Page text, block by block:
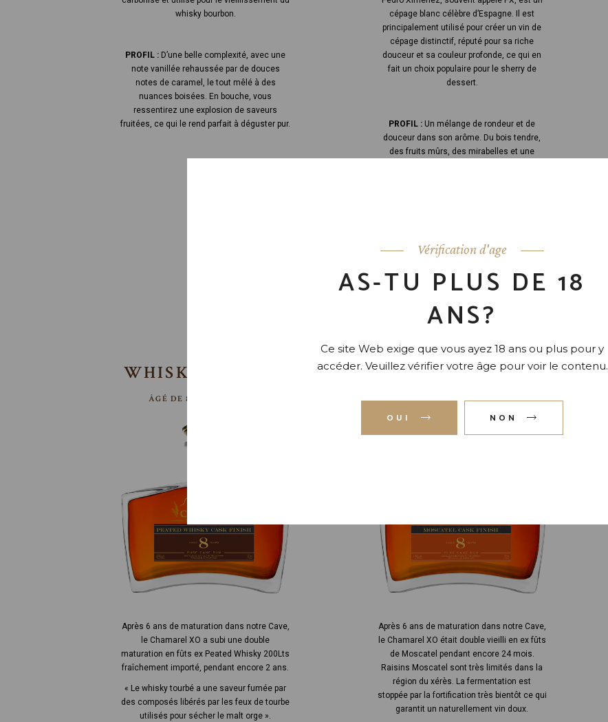
Vérification d'age
AS-TU PLUS DE 18
ANS?
Ce site Web exige que vous ayez 18 ans ou plus pour y
accéder. Veuillez vérifier votre âge pour voir le contenu.
OUI NON
whisky bourbon.
PROFIL : D’une belle complexité, avec une
note vanillée rehaussée par de douces
notes de caramel, le tout mêlé à des
nuances boisées. En bouche, vous
ressentirez une explosion de saveurs
fruitées, ce qui le rend parfait à déguster pur.
cépage blanc célèbre d’Espagne. Il est
principalement utilisé pour créer un vin de
cépage distinctif, réputé pour sa riche
douceur et sa couleur profonde, ce qui en
fait un choix populaire pour le sherry de
dessert.
PROFIL : Un mélange de rondeur et de
douceur dans son arôme. Du bois tendre,
des fruits mûrs, des mirabelles et une
2024
WHISKY TOURBE
ÂGÉ DE 8 ANS – 45 % A/C
Après 6 ans de maturation dans notre Cave,
le Chamarel XO a subi une double
maturation en fûts ex Peated Whisky 200Lts
fraîchement importé, pendant encore 2 ans.
« Le whisky tourbé a une saveur fumée par
des composés libérés par les feux de tourbe
utilisés pour sécher le malt orge ».
MOSCATEL
ÂGÉ DE 8 ANS – 45 % A/C
Après 6 ans de maturation dans notre Cave,
le Chamarel XO était double vieilli en ex fûts
de Moscatel pendant encore 24 mois.
Raisins Moscatel sont très limités dans la
région du xérès. La fermentation est
stoppée par la fortification très bientôt ce qui
garantit un naturellement vin doux.